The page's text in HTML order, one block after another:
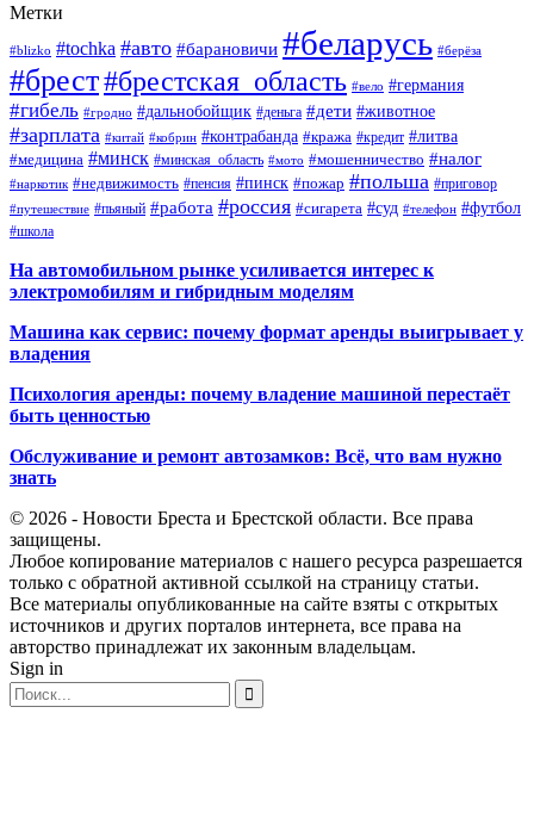
Метки
#blizko #tochka #авто #барановичи #беларусь #берёза
#брест#брестская_область #вело #германия
#гибель #гродно #дальнобойщик #деньга #дети #животное
#зарплата #китай #кобрин #контрабанда #кража #кредит #литва
#медицина #минск #минская_область #мото #мошенничество #налог
#наркотик #недвижимость #пенсия #пинск #пожар #польша #приговор
#путешествие #пьяный #работа #россия #сигарета #суд #телефон #футбол
#школа
На автомобильном рынке усиливается интерес к
электромобилям и гибридным моделям
Машина как сервис: почему формат аренды выигрывает у
владения
Психология аренды: почему владение машиной перестаёт
быть ценностью
Обслуживание и ремонт автозамков: Всё, что вам нужно
знать
© 2026 - Новости Бреста и Брестской области. Все права
защищены.
Любое копирование материалов с нашего ресурса разрешается
только с обратной активной ссылкой на страницу статьи.
Все материалы опубликованные на сайте взяты с открытых
источников и других порталов интернета, все права на
авторство принадлежат их законным владельцам.
Sign in